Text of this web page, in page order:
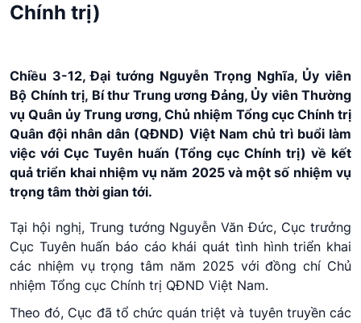
Chính trị)
Chiều 3-12, Đại tướng Nguyễn Trọng Nghĩa, Ủy viên
Bộ Chính trị, Bí thư Trung ương Đảng, Ủy viên Thường
vụ Quân ủy Trung ương, Chủ nhiệm Tổng cục Chính trị
Quân đội nhân dân (QĐND) Việt Nam chủ trì buổi làm
việc với Cục Tuyên huấn (Tổng cục Chính trị) về kết
quả triển khai nhiệm vụ năm 2025 và một số nhiệm vụ
trọng tâm thời gian tới.
Tại hội nghị, Trung tướng Nguyễn Văn Đức, Cục trưởng
Cục Tuyên huấn báo cáo khái quát tình hình triển khai
các nhiệm vụ trọng tâm năm 2025 với đồng chí Chủ
nhiệm Tổng cục Chính trị QĐND Việt Nam.
Theo đó, Cục đã tổ chức quán triệt và tuyên truyền các